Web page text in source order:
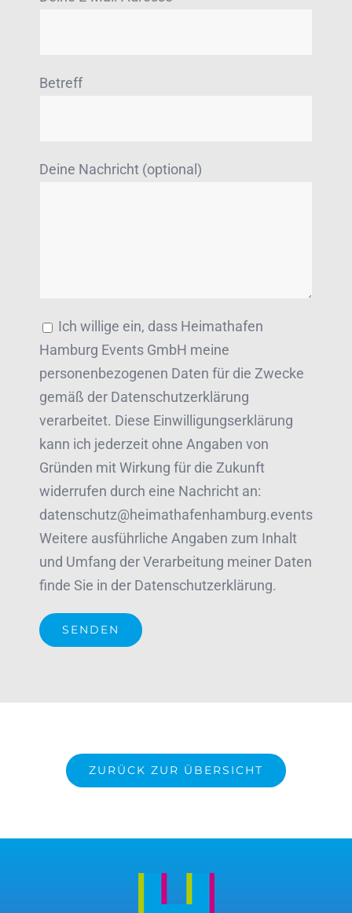
Betreff
Deine Nachricht (optional)
Ich willige ein, dass Heimathafen
Hamburg Events GmbH meine
personenbezogenen Daten für die Zwecke
gemäß der Datenschutzerklärung
verarbeitet. Diese Einwilligungserklärung
kann ich jederzeit ohne Angaben von
Gründen mit Wirkung für die Zukunft
widerrufen durch eine Nachricht an:
datenschutz@heimathafenhamburg.events
Weitere ausführliche Angaben zum Inhalt
und Umfang der Verarbeitung meiner Daten
finde Sie in der Datenschutzerklärung.
ZURÜCK ZUR ÜBERSICHT